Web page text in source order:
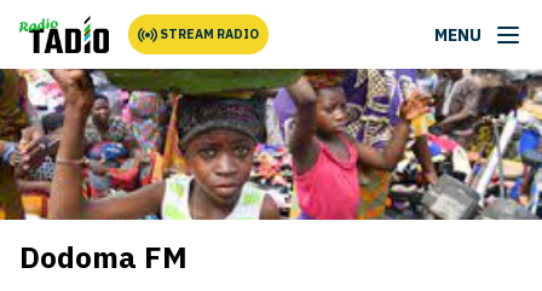
STREAM RADIO MENU
Dodoma FM